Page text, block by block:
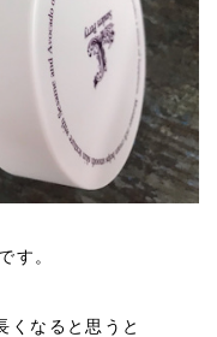
す。
くなると思うと